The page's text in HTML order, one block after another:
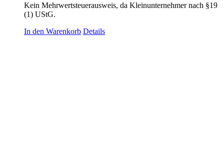
Kein Mehrwertsteuerausweis, da Kleinunternehmer nach §19
(1) UStG.
In den Warenkorb Details